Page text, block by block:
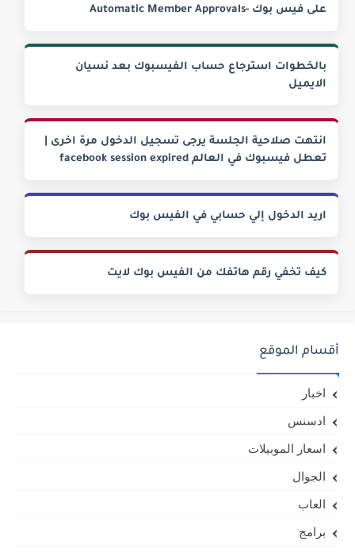
على فيس بوك -Automatic Member Approvals
بالخطوات استرجاع حساب الفيسبوك بعد نسيان
الايميل
انتهت صلاحية الجلسة يرجى تسجيل الدخول مرة اخرى |
تعطل فيسبوك في العالم facebook session expired
اريد الدخول إلي حسابي في الفيس بوك
كيف تخفي رقم هاتفك من الفيس بوك لايت
أقسام الموقع
اخبار
ادسنس
اسعار الموبيلات
الجوال
العاب
برامج